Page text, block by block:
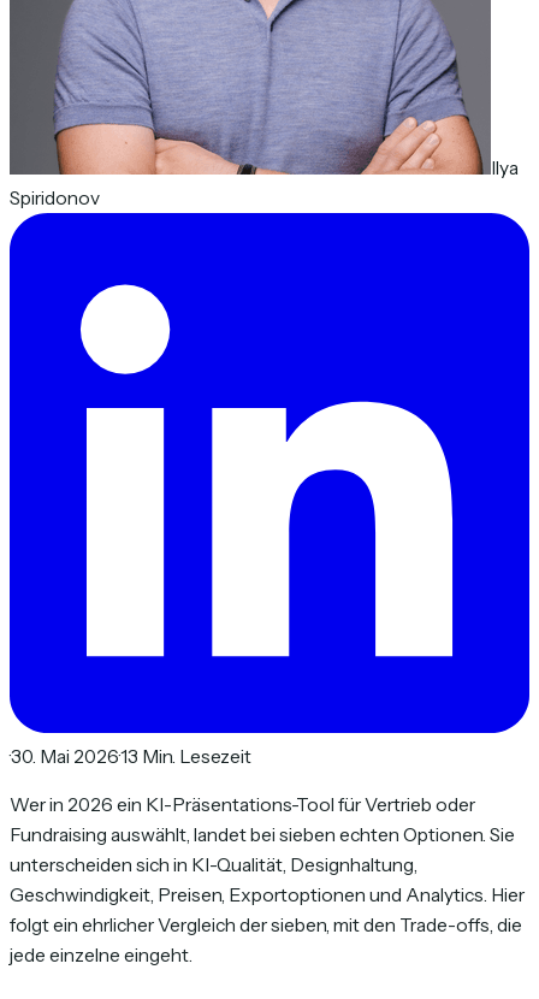
Ilya
Spiridonov
·30. Mai 2026·13 Min. Lesezeit
Wer in 2026 ein KI-Präsentations-Tool für Vertrieb oder
Fundraising auswählt, landet bei sieben echten Optionen. Sie
unterscheiden sich in KI-Qualität, Designhaltung,
Geschwindigkeit, Preisen, Exportoptionen und Analytics. Hier
folgt ein ehrlicher Vergleich der sieben, mit den Trade-offs, die
jede einzelne eingeht.